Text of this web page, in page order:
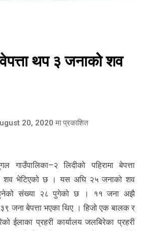
वेपत्ता थप ३ जनाकोे शव
20, 2020 मा प्रकाशित
गाउँपालिका–२ लिदीको पहिरामा बेपत्ता
शव भेटिएको छ । यस अघि २५ जनाको शव
हुनेको संख्या २८ पुगेको छ । ११ जना अझै
३९ जना बेपत्ता भएका थिए । हिजो एक बालक र
ईलाका प्रहरी कार्यालय जलबिरेका प्रहरी